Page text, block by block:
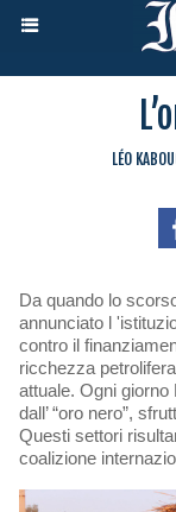
LÉO
Da quando lo
annunciato l
contro il
ricchezza
attuale. Ogni giorno
dall’ “oro nero”,
Questi settori
coalizione